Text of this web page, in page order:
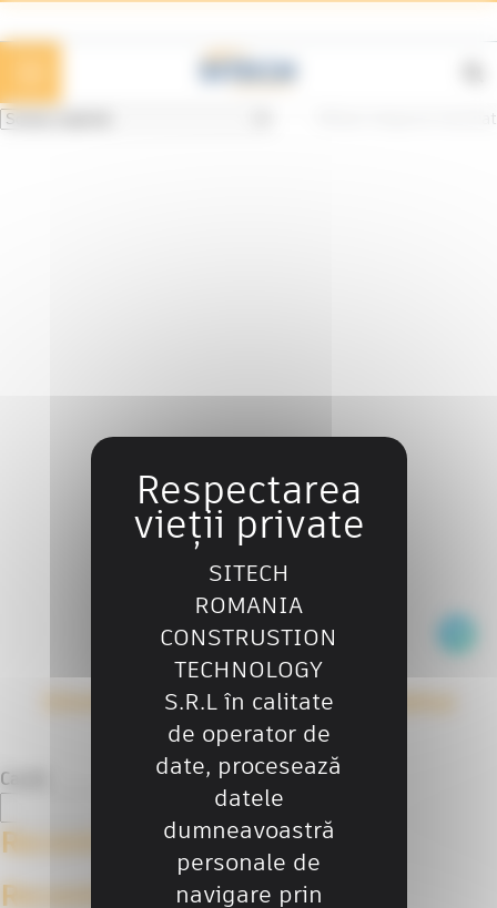
Afișez singurul rezultat
Acest
produs
SiteVision – Faceți vizibil invizibilul
€0.00
Caută
Caută
Recent Posts
Recent Comments
SITECH
ROMANIA
CONSTRUSTION
TECHNOLOGY
S.R.L în calitate
de operator de
date, procesează
datele
dumneavoastră
personale de
navigare prin